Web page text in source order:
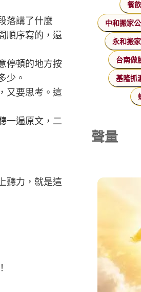
落講了什麼
順序寫的，還
停頓的地方按
少。
又要思考。這
一遍原文，二
聽力，就是這
餐
中和搬家
永和搬家
台南做
基隆抓
聲量